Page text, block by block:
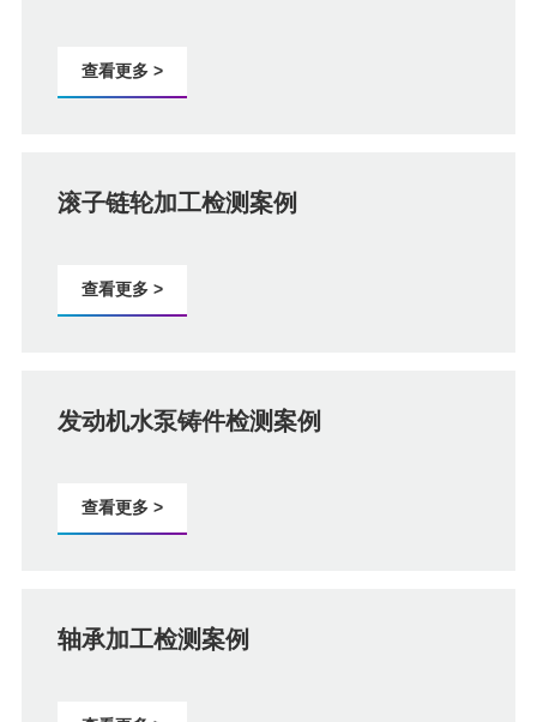
查看更多 >
滚子链轮加工检测案例
查看更多 >
发动机水泵铸件检测案例
查看更多 >
轴承加工检测案例